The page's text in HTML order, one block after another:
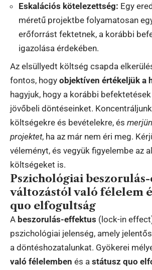
Eskalációs kötelezettség: Egy
méretű projektbe folyamatosan
erőforrást fektetnek, a korábbi
igazolása érdekében.
Az elsüllyedt költség csapda
fontos, hogy objektíven értékeljük a
hagyjuk, hogy a korábbi
jövőbeli döntéseinket.
költségekre és bevételekre, és
projektet, ha az már nem éri meg.
véleményt, és vegyük figyelembe az
költségeket is.
Pszichológiai
változástól való félelem
quo elfogultság
A beszorulás-effektus (lock-in
pszichológiai jelenség, amely
a döntéshozatalunkat. Gyökerei
való félelemben és a státusz quo